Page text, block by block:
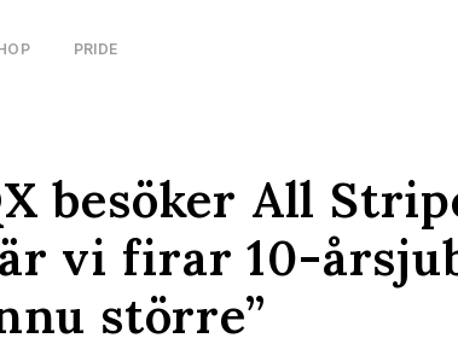
PRIDE
besöker All
vi firar 10-
större”